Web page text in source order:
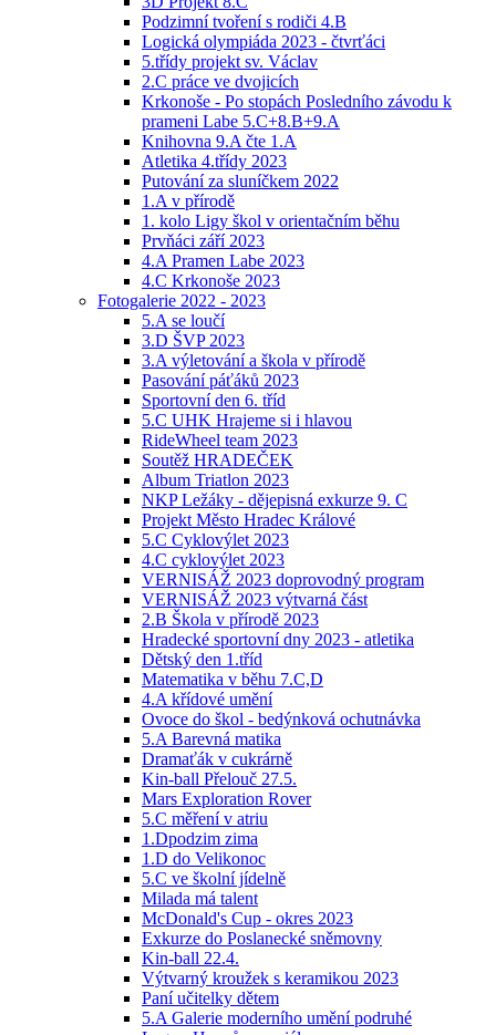
Podzimní tvoření s rodiči 4.B
Logická olympiáda 2023 - čtvrťáci
5.třídy projekt sv. Václav
2.C práce ve dvojicích
Krkonoše - Po stopách Posledního závodu k
prameni Labe 5.C+8.B+9.A
Knihovna 9.A čte 1.A
Atletika 4.třídy 2023
Putování za sluníčkem 2022
1.A v přírodě
1. kolo Ligy škol v orientačním běhu
Prvňáci září 2023
4.A Pramen Labe 2023
4.C Krkonoše 2023
Fotogalerie 2022 - 2023
5.A se loučí
3.D ŠVP 2023
3.A výletování a škola v přírodě
Pasování páťáků 2023
Sportovní den 6. tříd
5.C UHK Hrajeme si i hlavou
RideWheel team 2023
Soutěž HRADEČEK
Album Triatlon 2023
NKP Ležáky - dějepisná exkurze 9. C
Projekt Město Hradec Králové
5.C Cyklovýlet 2023
4.C cyklovýlet 2023
VERNISÁŽ 2023 doprovodný program
VERNISÁŽ 2023 výtvarná část
2.B Škola v přírodě 2023
Hradecké sportovní dny 2023 - atletika
Dětský den 1.tříd
Matematika v běhu 7.C,D
4.A křídové umění
Ovoce do škol - bedýnková ochutnávka
5.A Barevná matika
Dramaťák v cukrárně
Kin-ball Přelouč 27.5.
Mars Exploration Rover
5.C měření v atriu
1.Dpodzim zima
1.D do Velikonoc
5.C ve školní jídelně
Milada má talent
McDonald's Cup - okres 2023
Exkurze do Poslanecké sněmovny
Kin-ball 22.4.
Výtvarný kroužek s keramikou 2023
Paní učitelky dětem
5.A Galerie moderního umění podruhé